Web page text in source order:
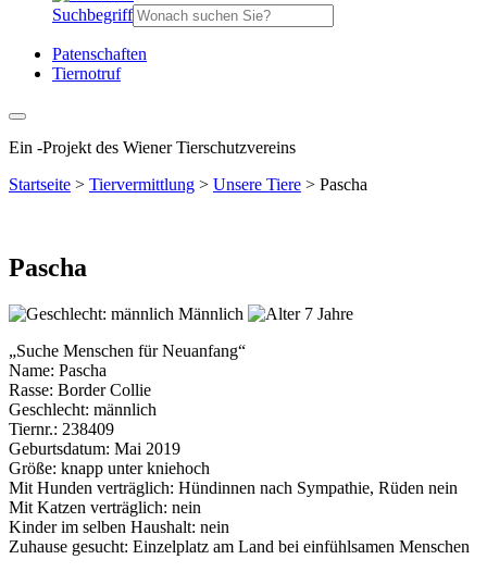
Suchbegriff
Patenschaften
Tiernotruf
Ein -Projekt des Wiener Tierschutzvereins
Startseite > Tiervermittlung > Unsere Tiere > Pascha
Pascha
Männlich
7 Jahre
„Suche Menschen für Neuanfang“
Name: Pascha
Rasse: Border Collie
Geschlecht: männlich
Tiernr.: 238409
Geburtsdatum: Mai 2019
Größe: knapp unter kniehoch
Mit Hunden verträglich: Hündinnen nach Sympathie, Rüden nein
Mit Katzen verträglich: nein
Kinder im selben Haushalt: nein
Zuhause gesucht: Einzelplatz am Land bei einfühlsamen Menschen